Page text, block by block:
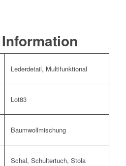
Lederdetail, Multifunktional
Lot83
Baumwollmischung
Schal, Schultertuch, Stola